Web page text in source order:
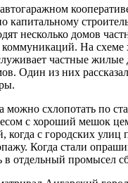
несколько домов
На
частные жилые
Один из них
схлопотать по
с хороший мешок
когда с городских
Когда стали
в отдельный промысел